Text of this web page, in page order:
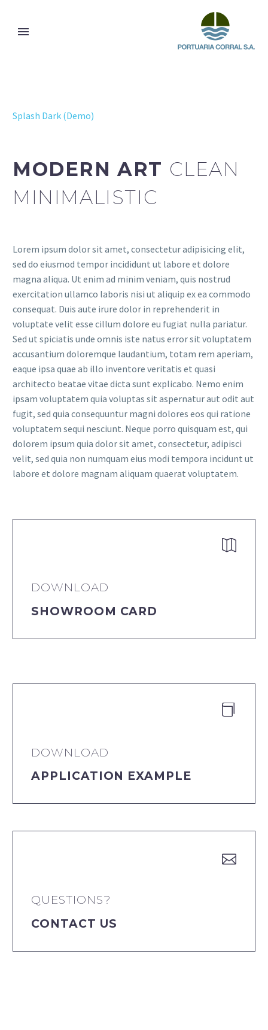
Splash Dark (Demo)
MODERN ART CLEAN
MINIMALISTIC
Lorem ipsum dolor sit amet, consectetur adipisicing elit,
sed do eiusmod tempor incididunt ut labore et dolore
magna aliqua. Ut enim ad minim veniam, quis nostrud
exercitation ullamco laboris nisi ut aliquip ex ea commodo
consequat. Duis aute irure dolor in reprehenderit in
voluptate velit esse cillum dolore eu fugiat nulla pariatur.
Sed ut spiciatis unde omnis iste natus error sit voluptatem
accusantium doloremque laudantium, totam rem aperiam,
eaque ipsa quae ab illo inventore veritatis et quasi
architecto beatae vitae dicta sunt explicabo. Nemo enim
ipsam voluptatem quia voluptas sit aspernatur aut odit aut
fugit, sed quia consequuntur magni dolores eos qui ratione
voluptatem sequi nesciunt. Neque porro quisquam est, qui
dolorem ipsum quia dolor sit amet, consectetur, adipisci
velit, sed quia non numquam eius modi tempora incidunt ut
labore et dolore magnam aliquam quaerat voluptatem.


DOWNLOAD
SHOWROOM CARD


DOWNLOAD
APPLICATION EXAMPLE


QUESTIONS?
CONTACT US